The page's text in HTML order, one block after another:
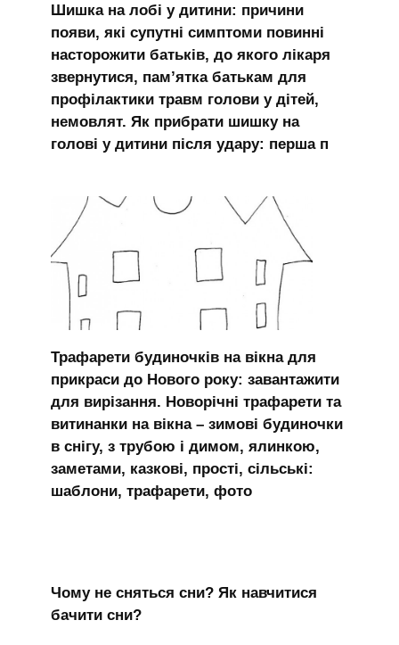
Шишка на лобі у дитини: причини
появи, які супутні симптоми повинні
насторожити батьків, до якого лікаря
звернутися, пам’ятка батькам для
профілактики травм голови у дітей,
немовлят. Як прибрати шишку на
голові у дитини після удару: перша п
Трафарети будиночків на вікна для
прикраси до Нового року: завантажити
для вирізання. Новорічні трафарети та
витинанки на вікна – зимові будиночки
в снігу, з трубою і димом, ялинкою,
заметами, казкові, прості, сільські:
шаблони, трафарети, фото
Чому не сняться сни? Як навчитися
бачити сни?